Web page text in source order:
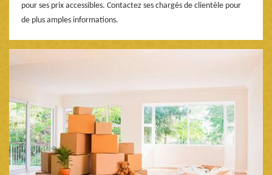
pour ses prix accessibles. Contactez ses chargés de clientèle pour
de plus amples informations.